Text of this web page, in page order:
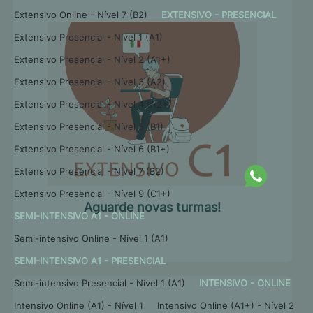
Extensivo Online - Nível 7 (B2)
EXTENSIVO - PRESENCIAL
Extensivo Presencial - Nível 1 (A1)
Extensivo Presencial - Nível 2 (A1+)
Extensivo Presencial - Nível 3 (A2)
Extensivo Presencial - Nível 4 (A2+)
Extensivo Presencial - Nível 5 (B1)
Extensivo Presencial - Nível 6 (B1+)
Extensivo Presencial - Nível 7 (B2)
Extensivo Presencial - Nível 9 (C1+)
SEMI-INTENSIVO A1 - ONLINE
Semi-intensivo Online - Nível 1 (A1)
SEMI-INTENSIVO A1 - PRESENCIAL
Semi-intensivo Presencial - Nível 1 (A1)
INTENSIVO - ONLINE
Intensivo Online (A1) - Nível 1
Intensivo Online (A1+) - Nível 2
Aguarde novas turmas!